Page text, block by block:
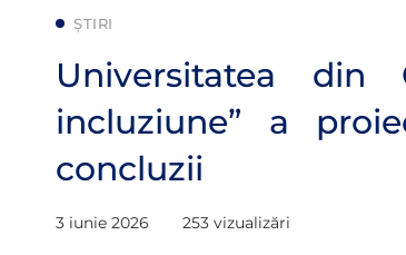
ȘTIRI
Universitatea din
incluziune” a
concluzii
3 iunie 2026 253 vizualizări